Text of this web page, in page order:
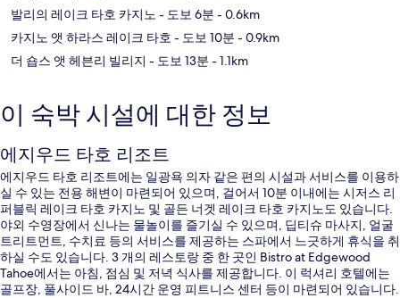
발리의 레이크 타호 카지노 - 도보 6분 - 0.6km
카지노 앳 하라스 레이크 타호 - 도보 10분 - 0.9km
더 숍스 앳 헤븐리 빌리지 - 도보 13분 - 1.1km
이 숙박 시설에 대한 정보
에지우드 타호 리조트
에지우드 타호 리조트에는 일광욕 의자 같은 편의 시설과 서비스를 이용하
실 수 있는 전용 해변이 마련되어 있으며, 걸어서 10분 이내에는 시저스 리
퍼블릭 레이크 타호 카지노 및 골든 너겟 레이크 타호 카지노도 있습니다.
야외 수영장에서 신나는 물놀이를 즐기실 수 있으며, 딥티슈 마사지, 얼굴
트리트먼트, 수치료 등의 서비스를 제공하는 스파에서 느긋하게 휴식을 취
하실 수도 있습니다. 3 개의 레스토랑 중 한 곳인 Bistro at Edgewood
Tahoe에서는 아침, 점심 및 저녁 식사를 제공합니다. 이 럭셔리 호텔에는
골프장, 풀사이드 바, 24시간 운영 피트니스 센터 등이 마련되어 있습니다.